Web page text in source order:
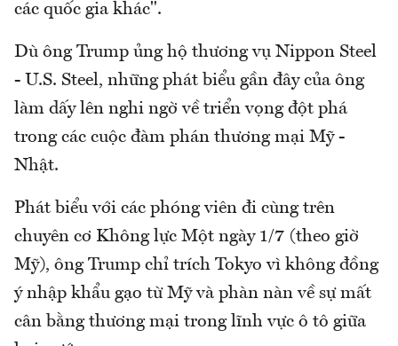
các quốc gia khác".
Dù ông Trump ủng hộ thương vụ Nippon Steel
- U.S. Steel, những phát biểu gần đây của ông
làm dấy lên nghi ngờ về triển vọng đột phá
trong các cuộc đàm phán thương mại Mỹ -
Nhật.
Phát biểu với các phóng viên đi cùng trên
chuyên cơ Không lực Một ngày 1/7 (theo giờ
Mỹ), ông Trump chỉ trích Tokyo vì không đồng
ý nhập khẩu gạo từ Mỹ và phàn nàn về sự mất
cân bằng thương mại trong lĩnh vực ô tô giữa